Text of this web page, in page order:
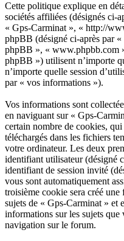
Cette politique explique en
sociétés affiliées (désignés ci-
« Gps-Carminat », « http://
phpBB (désigné ci-après par
phpBB », « www.phpbb.com
phpBB ») utilisent n’importe
n’importe quelle session
par « vos informations »).
Vos informations sont
en naviguant sur « Gps-
certain nombre de cookies,
téléchargés dans les fichiers
votre ordinateur. Les deux
identifiant utilisateur (désigné
identifiant de session invité
vous sont automatiquement
troisième cookie sera créé
sujets de « Gps-Carminat » et
informations sur les sujets
navigation sur le forum.